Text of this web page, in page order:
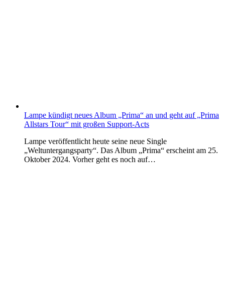
Lampe kündigt neues Album „Prima“ an und geht auf „Prima
Allstars Tour“ mit großen Support-Acts
Lampe veröffentlicht heute seine neue Single
„Weltuntergangsparty“. Das Album „Prima“ erscheint am 25.
Oktober 2024. Vorher geht es noch auf…